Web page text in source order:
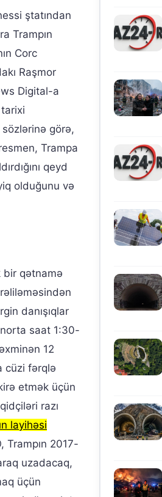
ştatından
Trampın
Corc
Raşmor
Digital-a
görə,
Trampa
qeyd
olduğunu və
bir qətnamə
danışıqlar
saat 1:30-
12
cüzi fərqlə
etmək üçün
razı
layihəsi
Trampın 2017-
uzadacaq,
üçün